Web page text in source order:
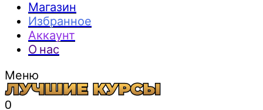
Магазин
Избранное
Аккаунт
О нас
Меню
0